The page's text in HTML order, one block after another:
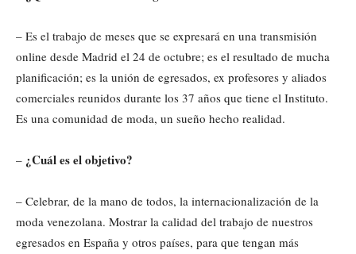
– Es el trabajo de meses que se expresará en una transmisión
online desde Madrid el 24 de octubre; es el resultado de mucha
planificación; es la unión de egresados, ex profesores y aliados
comerciales reunidos durante los 37 años que tiene el Instituto.
Es una comunidad de moda, un sueño hecho realidad.
– ¿Cuál es el objetivo?
– Celebrar, de la mano de todos, la internacionalización de la
moda venezolana. Mostrar la calidad del trabajo de nuestros
egresados en España y otros países, para que tengan más